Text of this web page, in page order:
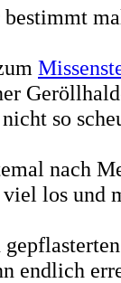
so
nach
los und
endlich